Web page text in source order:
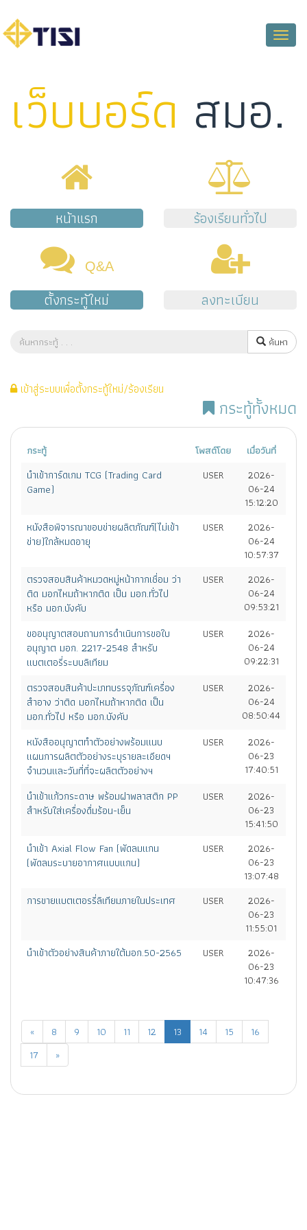
Toggle
เว็บบอร์ด สมอ.
หน้าแรก ร้องเรียนทั่วไป
Q&A
ตั้งกระทู้ใหม่ ลงทะเบียน
ค้นหา
เข้าสู่ระบบเพื่อตั้งกระทู้ใหม่/ร้องเรียน
กระทู้ทั้งหมด
กระทู้ โพสต์โดย เมื่อวันที่
นำเข้าการ์ดเกม TCG (Trading Card
Game)
USER
2026-
06-24
15:12:20
หนังสือพิจารณาขอบข่ายผลิตภัณฑ์(ไม่เข้า
ข่าย)ใกล้หมดอายุ
USER
2026-
06-24
10:57:37
ตรวจสอบสินค้าหมวดหมู่หน้ากากเชื่อม ว่า
ติด มอกไหมถ้าหากติด เป็น มอก.ทั่วไป
หรือ มอก.บังคับ
USER
2026-
06-24
09:53:21
ขออนุญาตสอบถามการดำเนินการขอใบ
อนุญาต มอก. 2217-2548 สำหรับ
แบตเตอรี่ระบบลิเทียม
USER
2026-
06-24
09:22:31
ตรวจสอบสินค้าปะเภทบรรจุภัณฑ์เครื่อง
สำอาง ว่าติด มอกไหมถ้าหากติด เป็น
มอก.ทั่วไป หรือ มอก.บังคับ
USER
2026-
06-24
08:50:44
หนังสืออนุญาตทำตัวอย่างพร้อมแนบ
แผนการผลิตตัวอย่างระบุรายละเอียดฯ
จำนวนและวันที่ที่จะผลิตตัวอย่างฯ
USER
2026-
06-23
17:40:51
นำเข้าแก้วกระดาษ พร้อมฝาพลาสติก PP
สำหรับใส่เครื่องดื่มร้อน-เย็น
USER
2026-
06-23
15:41:50
นำเข้า Axial Flow Fan (พัดลมแกน
(พัดลมระบายอากาศแบบแกน)
USER
2026-
06-23
13:07:48
การขายแบตเตอรรี่ลิเทียมภายในประเทศ USER
2026-
06-23
11:55:01
นำเข้าตัวอย่างสินค้าภายใต้มอก.50-2565 USER
2026-
06-23
10:47:36
« 8 9 10 11 12 13 14 15
16
17
»